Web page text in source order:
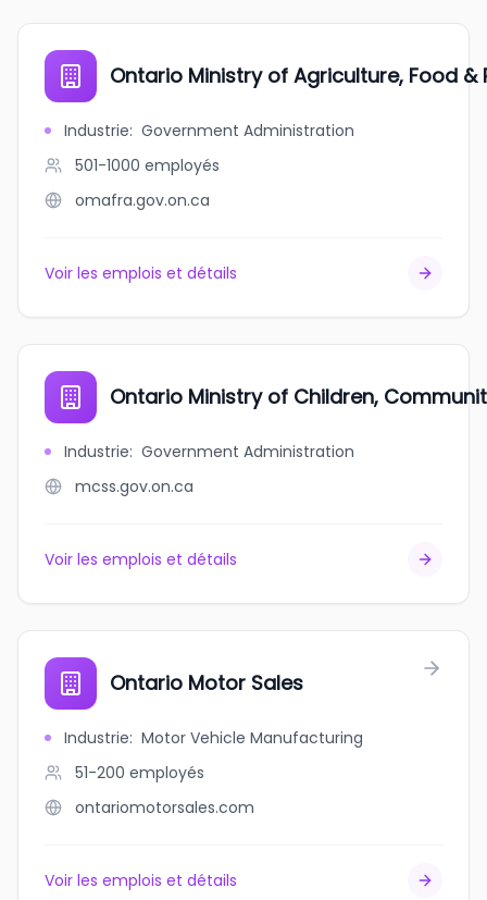
Ontario Ministry of Agriculture, Food &
Industrie: Government Administration
501-1000 employés
omafra.gov.on.ca
Voir les emplois et détails
Ontario Ministry of Children,
Industrie: Government Administration
mcss.gov.on.ca
Voir les emplois et détails
Ontario Motor Sales
Industrie: Motor Vehicle Manufacturing
51-200 employés
ontariomotorsales.com
Voir les emplois et détails